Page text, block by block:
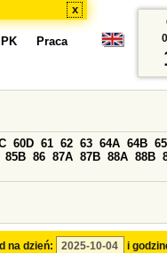
x
Praca
na dzień: i
60D 61 62 63 64A 64B
85B 86 87A 87B 88A 88B